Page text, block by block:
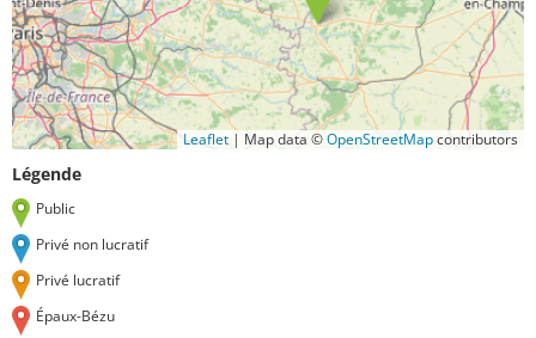
Leaflet | Map data ©OpenStreetMapcontributors
Légende
Public
Privé non lucratif
Privé lucratif
Épaux-Bézu